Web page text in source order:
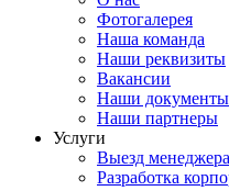
Фотогалерея
Наша команда
Наши реквизиты
Вакансии
Наши документы
Наши партнеры
Услуги
Выезд
Разработка